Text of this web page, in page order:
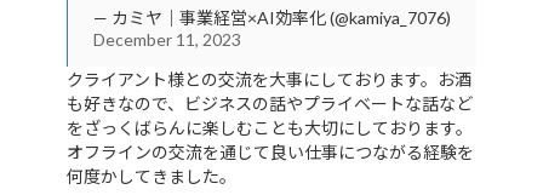
— カミヤ｜事業経営×AI効率化 (@kamiya_7076)
December 11, 2023
クライアント様との交流を大事にしております。お酒
も好きなので、ビジネスの話やプライベートな話など
をざっくばらんに楽しむことも大切にしております。
オフラインの交流を通じて良い仕事につながる経験を
何度かしてきました。